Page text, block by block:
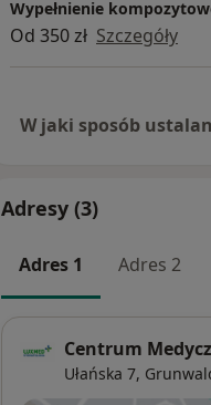
Wypełnienie
Od 350 zł Szczegóły
W jaki sposób
Adresy (3)
Adres 1 Adres 2
Centrum
Ułańska 7,